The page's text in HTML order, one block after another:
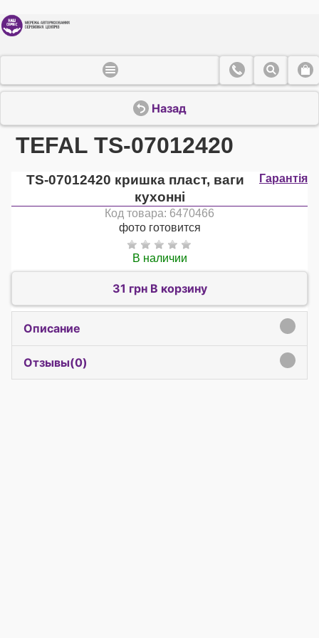
Назад
TEFAL TS-07012420
Гарантія
TS-07012420 кришка пласт, ваги
кухонні
Код товара: 6470466
фото готовится
В наличии
31 грн В корзину
Описание
Отзывы(0)